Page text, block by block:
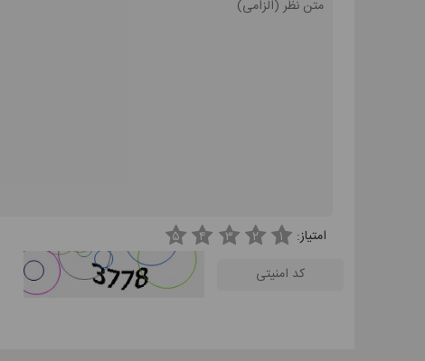
امتیاز: ۱ ۲ ۳ ۴ ۵